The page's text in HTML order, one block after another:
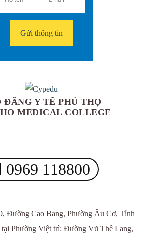
ĐẲNG Y TẾ PHÚ THỌ
MEDICAL COLLEGE
0969 118800
Đường Cao Bang, Phường Âu Cơ, Tỉnh
Phường Việt trì: Đường Vũ Thê Lang,